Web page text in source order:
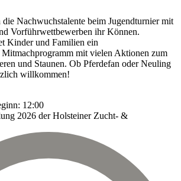
Nachwuchstalente beim Jugendturnier mit
Vorführwettbewerben ihr Können.
Kinder und Familien ein
Mitmachprogramm mit vielen Aktionen zum
und Staunen. Ob Pferdefan oder Neuling
willkommen!
12:00
2026 der Holsteiner Zucht- &